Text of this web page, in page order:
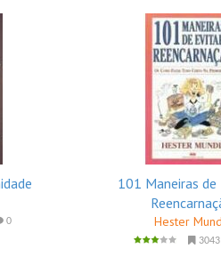
0
101 Maneiras de
Hester
3043